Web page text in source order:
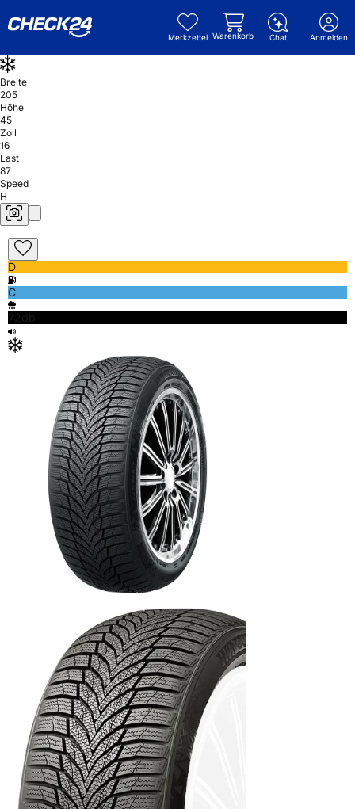
Merkzettel Warenkorb Chat Anmelden
Breite
205
Höhe
45
Zoll
16
Last
87
Speed
H
D
C
72db